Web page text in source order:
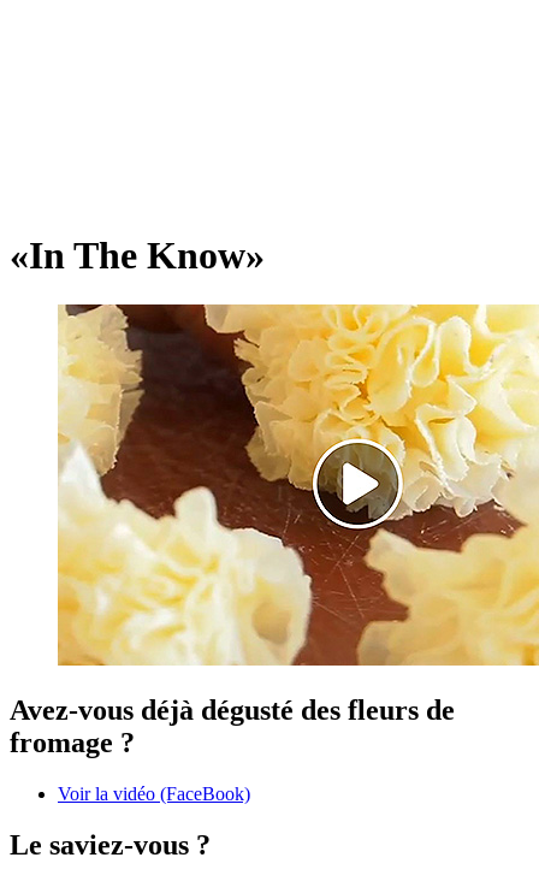
«In The Know»
Avez-vous déjà dégusté des fleurs de
fromage ?
Voir la vidéo (FaceBook)
Le saviez-vous ?